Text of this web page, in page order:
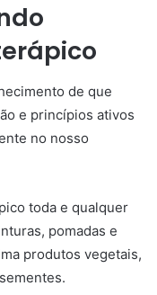
de que
e princípios ativos
no nosso
toda e qualquer
pomadas e
produtos vegetais,